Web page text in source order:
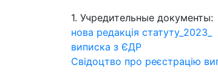
1. Учредительные документы:
нова редакція статуту_2023_
виписка з ЄДР
Свідоцтво про реєстрацію